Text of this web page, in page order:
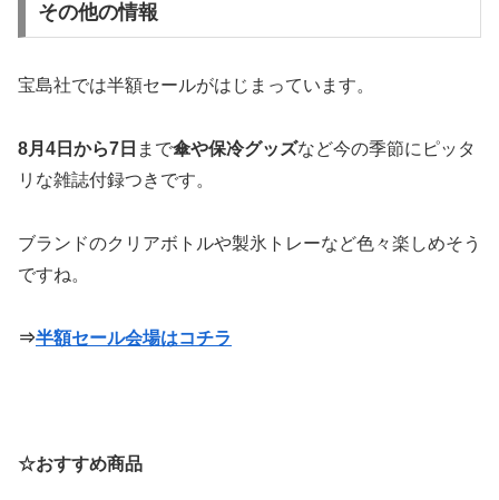
その他の情報
宝島社では半額セールがはじまっています。
8月4日から7日 まで傘や保冷グッズなど今の季節にピッタ
リな雑誌付録つきです。
ブランドのクリアボトルや製氷トレーなど色々楽しめそう
ですね。
⇒半額セール会場はコチラ
☆おすすめ商品